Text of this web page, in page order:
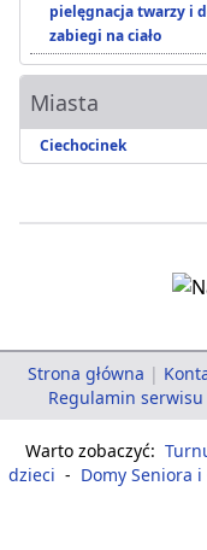
pielęgnacja twarzy i
zabiegi na ciało
Miasta
Ciechocinek
Strona główna |
Regulamin serwisu
Warto zobaczyć:
dzieci - Domy Seniora